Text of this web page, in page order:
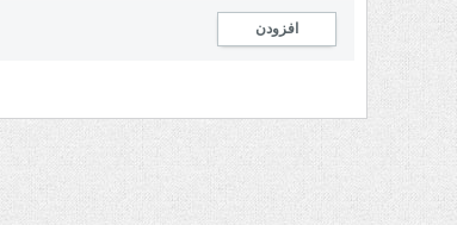
افزودن